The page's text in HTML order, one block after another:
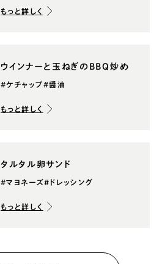
もっと詳しく
ウインナーと玉ねぎのBBQ炒め
#ケチャップ#醤油
もっと詳しく
タルタル卵サンド
#マヨネーズ#ドレッシング
もっと詳しく